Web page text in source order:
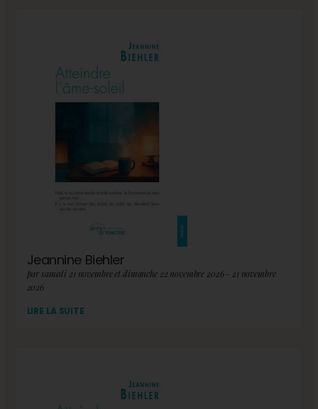
Jeannine Biehler
par samedi 21 novembre et dimanche 22 novembre 2026 - 21 novembre
2026
LIRE LA SUITE